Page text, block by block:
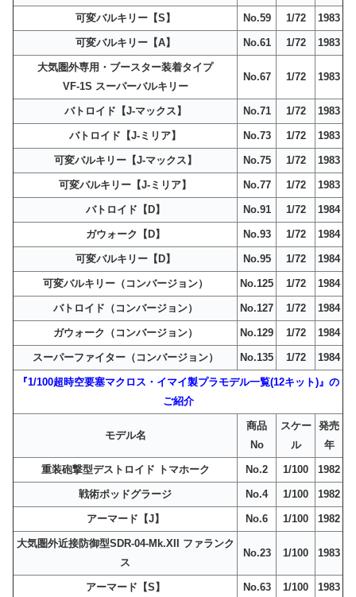
可変バルキリー【S】 No.59 1/72 1983
可変バルキリー【A】 No.61 1/72 1983
大気圏外専用・ブースター装着タイプ
VF-1S スーパーバルキリー
No.67 1/72 1983
バトロイド【J-マックス】 No.71 1/72 1983
バトロイド【J-ミリア】 No.73 1/72 1983
可変バルキリー【J-マックス】 No.75 1/72 1983
可変バルキリー【J-ミリア】 No.77 1/72 1983
バトロイド【D】 No.91 1/72 1984
ガウォーク【D】 No.93 1/72 1984
可変バルキリー【D】 No.95 1/72 1984
可変バルキリー（コンバージョン） No.125 1/72 1984
バトロイド（コンバージョン） No.127 1/72 1984
ガウォーク（コンバージョン） No.129 1/72 1984
スーパーファイター（コンバージョン） No.135 1/72 1984
『1/100超時空要塞マクロス・イマイ製プラモデル一覧(12キット)』の
ご紹介
モデル名
商品
No
スケー
ル
発売
年
重装砲撃型デストロイド トマホーク No.2 1/100 1982
戦術ポッドグラージ No.4 1/100 1982
アーマード【J】 No.6 1/100 1982
大気圏外近接防御型SDR-04-Mk.XII ファランク
ス
No.23 1/100 1983
アーマード【S】 No.63 1/100 1983